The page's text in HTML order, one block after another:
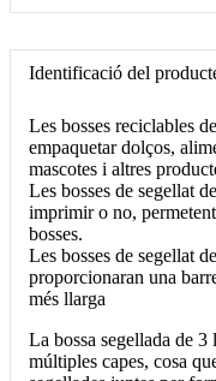
Identificació del
Les bosses reciclables
empaquetar dolços,
mascotes i altres
Les bosses de segellat
imprimir o no,
bosses.
Les bosses de segellat
proporcionaran una
més llarga
La bossa segellada de 3
múltiples capes, cosa